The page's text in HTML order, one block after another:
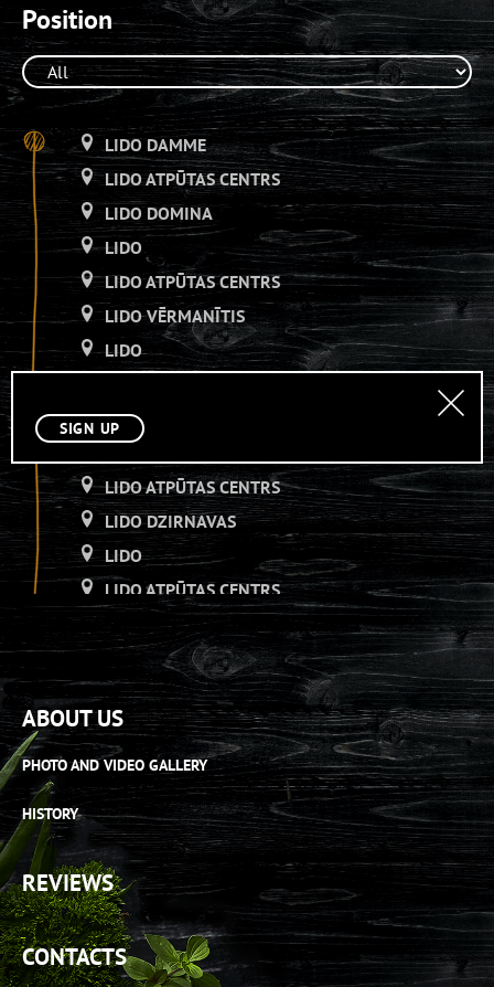
Position
LIDO DAMME
LIDO ATPŪTAS CENTRS
LIDO DOMINA
LIDO
LIDO ATPŪTAS CENTRS
LIDO VĒRMANĪTIS
LIDO
LIDO VĒRMANĪTIS
LIDO ATPŪTAS CENTRS
LIDO DZIRNAVAS
LIDO
LIDO ATPŪTAS CENTRS
LIDO DZIRNAVAS
LIDO ATPŪTAS CENTRS
LIDO DZIRNAVAS
LIDO RĪGA PLAZA
LIDO ATPŪTAS CENTRS
LIDO ORIGO
LIDO RĪGA PLAZA
LIDO ATPŪTAS CENTRS
LIDO AS[H]ais veikals
LIDO RĪGA PLAZA
SIGN UP
ABOUT US
PHOTO AND VIDEO GALLERY
HISTORY
REVIEWS
CONTACTS